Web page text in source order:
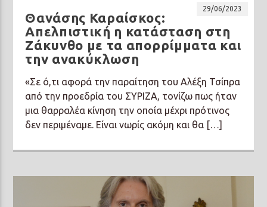
29/06/2023
Θανάσης Καραίσκος:
Απελπιστική η κατάσταση στη
Ζάκυνθο με τα απορρίμματα και
την ανακύκλωση
«Σε ό,τι αφορά την παραίτηση του Αλέξη Τσίπρα
από την προεδρία του ΣΥΡΙΖΑ, τονίζω πως ήταν
μια θαρραλέα κίνηση την οποία μέχρι πρότινος
δεν περιμέναμε. Είναι νωρίς ακόμη και θα […]